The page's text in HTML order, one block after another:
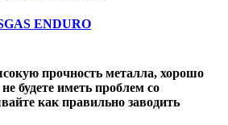
ENDURO
прочность металла, хорошо
будете иметь проблем со
как правильно заводить